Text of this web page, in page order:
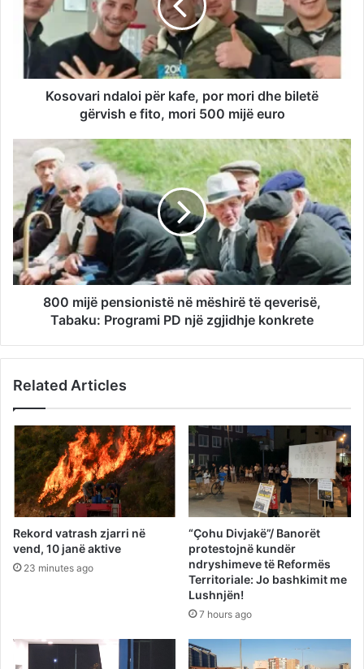
Kosovari ndaloi për kafe, por mori dhe biletë
gërvish e fito, mori 500 mijë euro
800 mijë pensionistë në mëshirë të qeverisë,
Tabaku: Programi PD një zgjidhje konkrete
Related Articles
Rekord vatrash zjarri në
vend, 10 janë aktive
23 minutes ago
“Çohu Divjakë”/ Banorët
protestojnë kundër
ndryshimeve të Reformës
Territoriale: Jo bashkimit me
Lushnjën!
7 hours ago